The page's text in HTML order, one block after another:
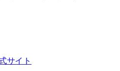
サイト